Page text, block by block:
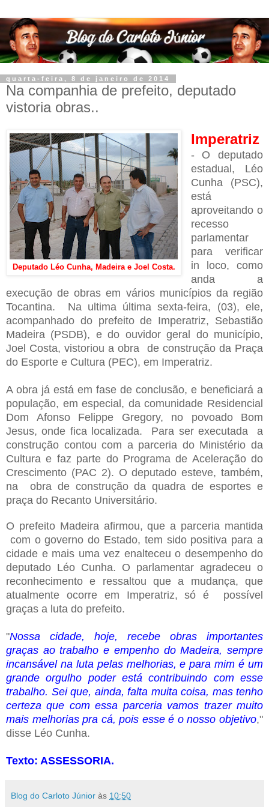
quarta-feira, 8 de janeiro de 2014
Na companhia de prefeito, deputado
vistoria obras..
Deputado Léo Cunha, Madeira e Joel Costa.
Imperatriz
- O deputado
estadual, Léo
Cunha (PSC),
está
aproveitando o
recesso
parlamentar
para verificar
in loco, como
anda a
execução de obras em vários municípios da região
Tocantina. Na ultima última sexta-feira, (03), ele,
acompanhado do prefeito de Imperatriz, Sebastião
Madeira (PSDB), e do ouvidor geral do município,
Joel Costa, vistoriou a obra de construção da Praça
do Esporte e Cultura (PEC), em Imperatriz.
A obra já está em fase de conclusão, e beneficiará a
população, em especial, da comunidade Residencial
Dom Afonso Felippe Gregory, no povoado Bom
Jesus, onde fica localizada. Para ser executada a
construção contou com a parceria do Ministério da
Cultura e faz parte do Programa de Aceleração do
Crescimento (PAC 2). O deputado esteve, também,
na obra de construção da quadra de esportes e
praça do Recanto Universitário.
O prefeito Madeira afirmou, que a parceria mantida
com o governo do Estado, tem sido positiva para a
cidade e mais uma vez enalteceu o desempenho do
deputado Léo Cunha. O parlamentar agradeceu o
reconhecimento e ressaltou que a mudança, que
atualmente ocorre em Imperatriz, só é possível
graças a luta do prefeito.
"Nossa cidade, hoje, recebe obras importantes
graças ao trabalho e empenho do Madeira, sempre
incansável na luta pelas melhorias, e para mim é um
grande orgulho poder está contribuindo com esse
trabalho. Sei que, ainda, falta muita coisa, mas tenho
certeza que com essa parceria vamos trazer muito
mais melhorias pra cá, pois esse é o nosso objetivo,"
disse Léo Cunha.
Texto: ASSESSORIA.
Blog do Carloto Júnior às 10:50